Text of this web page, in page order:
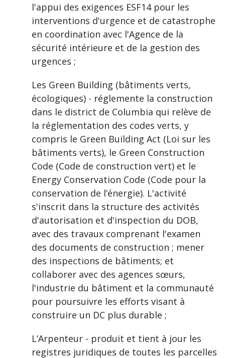
l'appui des exigences ESF14 pour les
interventions d'urgence et de catastrophe
en coordination avec l'Agence de la
sécurité intérieure et de la gestion des
urgences ;
Les Green Building (bâtiments verts,
écologiques) - réglemente la construction
dans le district de Columbia qui relève de
la réglementation des codes verts, y
compris le Green Building Act (Loi sur les
bâtiments verts), le Green Construction
Code (Code de construction vert) et le
Energy Conservation Code (Code pour la
conservation de l’énergie). L'activité
s'inscrit dans la structure des activités
d'autorisation et d'inspection du DOB,
avec des travaux comprenant l'examen
des documents de construction ; mener
des inspections de bâtiments; et
collaborer avec des agences sœurs,
l'industrie du bâtiment et la communauté
pour poursuivre les efforts visant à
construire un DC plus durable ;
L’Arpenteur - produit et tient à jour les
registres juridiques de toutes les parcelles